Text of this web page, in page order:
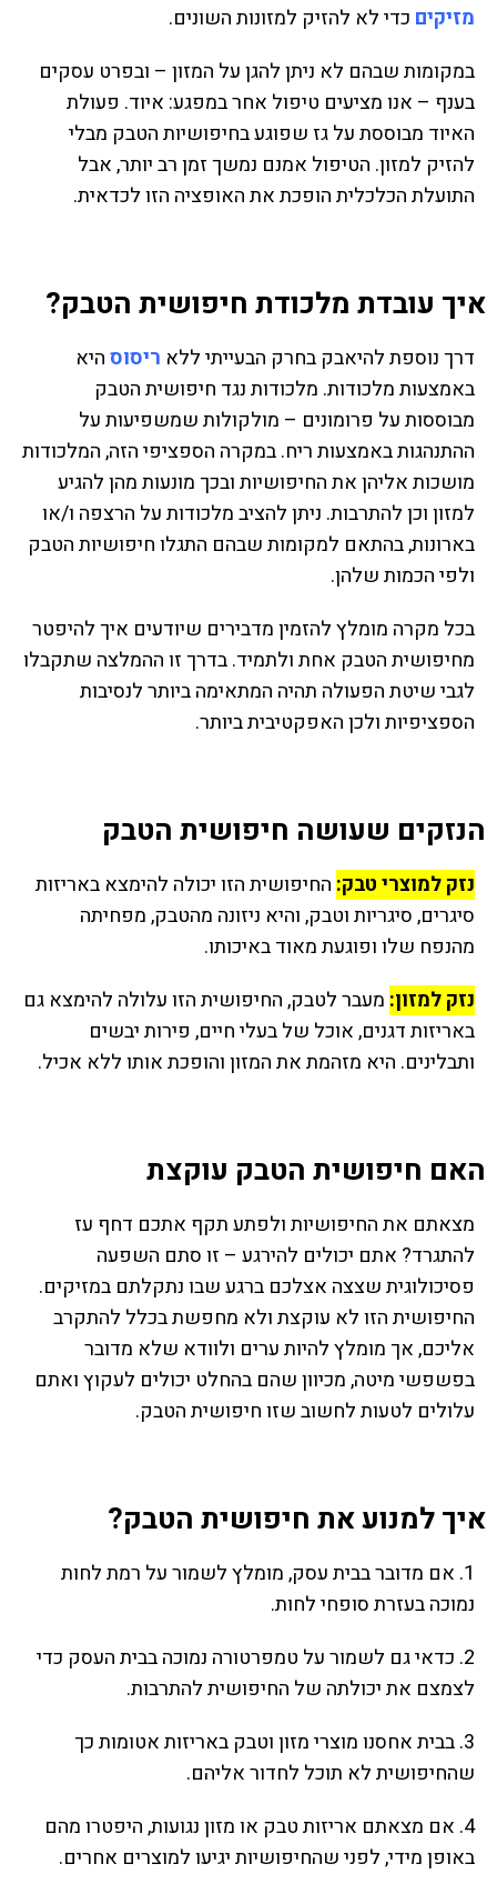
מזיקים כדי לא להזיק למזונות השונים.
במקומות שבהם לא ניתן להגן על המזון – ובפרט עסקים
בענף – אנו מציעים טיפול אחר במפגע: איוד. פעולת
האיוד מבוססת על גז שפוגע בחיפושיות הטבק מבלי
להזיק למזון. הטיפול אמנם נמשך זמן רב יותר, אבל
התועלת הכלכלית הופכת את האופציה הזו לכדאית.
איך עובדת מלכודת חיפושית הטבק?
דרך נוספת להיאבק בחרק הבעייתי ללא ריסוסהיא
באמצעות מלכודות. מלכודות נגד חיפושית הטבק
מבוססות על פרומונים – מולקולות שמשפיעות על
ההתנהגות באמצעות ריח. במקרה הספציפי הזה, המלכודות
מושכות אליהן את החיפושיות ובכך מונעות מהן להגיע
למזון וכן להתרבות. ניתן להציב מלכודות על הרצפה ו/או
בארונות, בהתאם למקומות שבהם התגלו חיפושיות הטבק
ולפי הכמות שלהן.
בכל מקרה מומלץ להזמין מדבירים שיודעים איך להיפטר
מחיפושית הטבק אחת ולתמיד. בדרך זו ההמלצה שתקבלו
לגבי שיטת הפעולה תהיה המתאימה ביותר לנסיבות
הספציפיות ולכן האפקטיבית ביותר.
הנזקים שעושה חיפושית הטבק
נזק למוצרי טבק: החיפושית הזו יכולה להימצא באריזות
סיגרים, סיגריות וטבק, והיא ניזונה מהטבק, מפחיתה
מהנפח שלו ופוגעת מאוד באיכותו.
נזק למזון: מעבר לטבק, החיפושית הזו עלולה להימצא גם
באריזות דגנים, אוכל של בעלי חיים, פירות יבשים
ותבלינים. היא מזהמת את המזון והופכת אותו ללא אכיל.
האם חיפושית הטבק עוקצת
מצאתם את החיפושיות ולפתע תקף אתכם דחף עז
להתגרד? אתם יכולים להירגע – זו סתם השפעה
פסיכולוגית שצצה אצלכם ברגע שבו נתקלתם במזיקים.
החיפושית הזו לא עוקצת ולא מחפשת בכלל להתקרב
אליכם, אך מומלץ להיות ערים ולוודא שלא מדובר
בפשפשי מיטה, מכיוון שהם בהחלט יכולים לעקוץ ואתם
עלולים לטעות לחשוב שזו חיפושית הטבק.
איך למנוע את חיפושית הטבק?
1. אם מדובר בבית עסק, מומלץ לשמור על רמת לחות
נמוכה בעזרת סופחי לחות.
2. כדאי גם לשמור על טמפרטורה נמוכה בבית העסק כדי
לצמצם את יכולתה של החיפושית להתרבות.
3. בבית אחסנו מוצרי מזון וטבק באריזות אטומות כך
שהחיפושית לא תוכל לחדור אליהם.
4. אם מצאתם אריזות טבק או מזון נגועות, היפטרו מהם
באופן מידי, לפני שהחיפושיות יגיעו למוצרים אחרים.